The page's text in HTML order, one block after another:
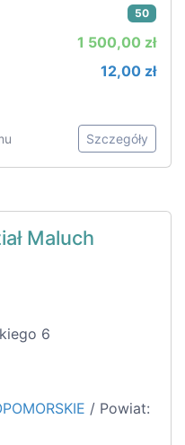
50
1 500,00 zł
12,00 zł
Szczegóły
Maluch
6
/ Powiat: